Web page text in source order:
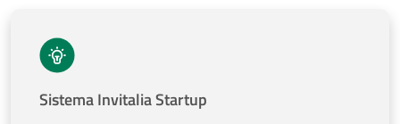
Sistema Invitalia Startup